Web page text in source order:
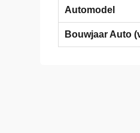
Automodel
Bouwjaar Auto